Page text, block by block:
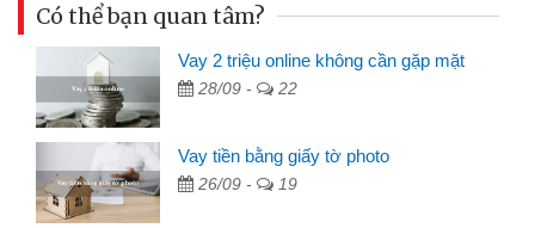
Có thể bạn quan tâm?
Vay 2 triệu online không cần gặp mặt
28/09 - 22
Vay tiền bằng giấy tờ photo
26/09 - 19